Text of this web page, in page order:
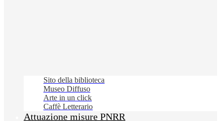
Sito della biblioteca
Museo Diffuso
Arte in un click
Caffè Letterario
Attuazione misure PNRR